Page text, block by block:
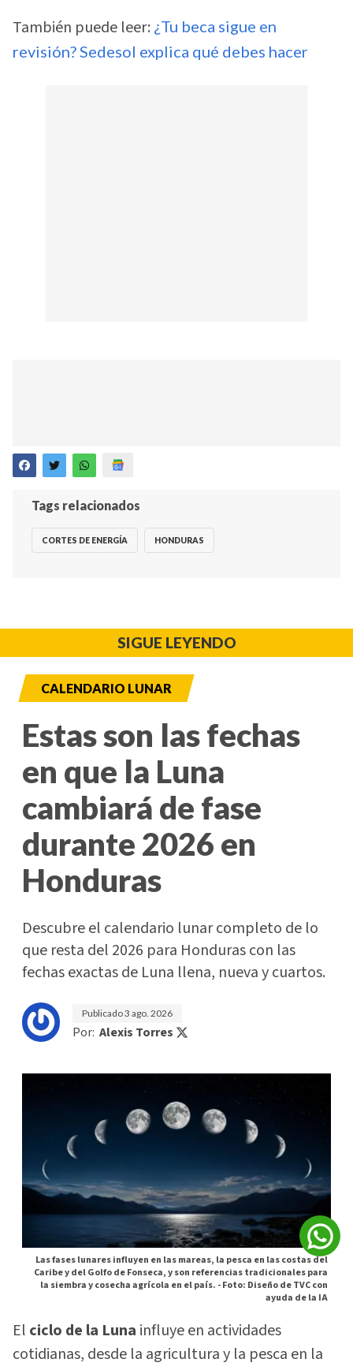
También puede leer: ¿Tu beca sigue en
revisión? Sedesol explica qué debes hacer
Tags relacionados
CORTES DE ENERGÍA HONDURAS
SIGUE LEYENDO
CALENDARIO LUNAR
Estas son las fechas
en que la Luna
cambiará de fase
durante 2026 en
Honduras
Descubre el calendario lunar completo de lo
que resta del 2026 para Honduras con las
fechas exactas de Luna llena, nueva y cuartos.
Publicado3 ago. 2026
Por: Alexis Torres
Las fases lunares influyen en las mareas, la pesca en las costas del
Caribe y del Golfo de Fonseca, y son referencias tradicionales para
la siembra y cosecha agrícola en el país. -Foto: Diseño de TVC con
ayuda de la IA
El ciclo de la Luna influye en actividades
cotidianas, desde la agricultura y la pesca en la